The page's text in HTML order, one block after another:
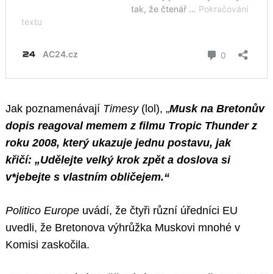
Jak poznamenávají Timesy (lol), „Musk na Bretonův
dopis reagoval memem z filmu Tropic Thunder z
roku 2008, který ukazuje jednu postavu, jak
křičí: „Udělejte velký krok zpět a doslova si
v*jebejte s vlastním obličejem.“
Politico Europe uvádí, že čtyři různí úředníci EU
uvedli, že Bretonova výhrůžka Muskovi mnohé v
Komisi zaskočila.